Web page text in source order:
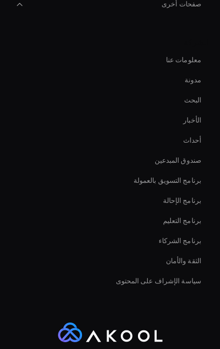
صفحات أخرى
Digital Twin For Meetings
Self-Learning Ai Avatar
Ai Avatar For Corporate
Enterprise Ai Avatar Solutions
Ai Avatar Conferencing
Virtual Events Ai Avatar
معلومات عنا
مدونة
البحث
الأخبار
أحداث
صندوق المبدعين
برنامج التسويق بالعمولة
برنامج الإحالة
برنامج التعليم
برنامج الشركاء
الثقة والأمان
سياسة الإشراف على المحتوى